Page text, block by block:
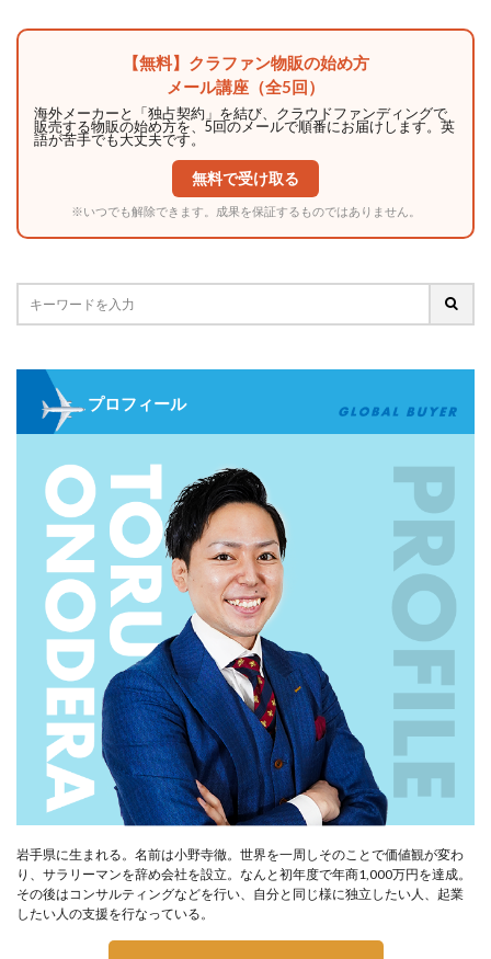
【無料】クラファン物販の始め方
メール講座（全5回）
海外メーカーと「独占契約」を結び、クラウドファンディングで
販売する物販の始め方を、5回のメールで順番にお届けします。英
語が苦手でも大丈夫です。
無料で受け取る
※いつでも解除できます。成果を保証するものではありません。
プロフィール
岩手県に生まれる。名前は小野寺徹。世界を一周しそのことで価値観が変わ
り、サラリーマンを辞め会社を設立。なんと初年度で年商1,000万円を達成。
その後はコンサルティングなどを行い、自分と同じ様に独立したい人、起業
したい人の支援を行なっている。